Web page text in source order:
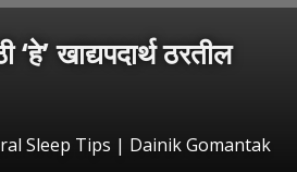
‘हे’ खाद्यपदार्थ ठरतील
Sleep Tips | Dainik Gomantak